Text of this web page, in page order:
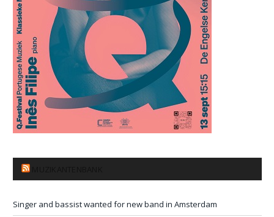
Singer and bassist wanted for new band in Amsterdam